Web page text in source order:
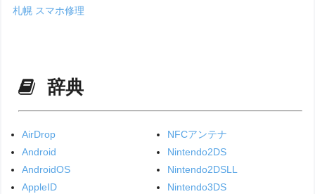
札幌 スマホ修理
辞典
AirDrop
Android
AndroidOS
AppleID
NFCアンテナ
Nintendo2DS
Nintendo2DSLL
Nintendo3DS